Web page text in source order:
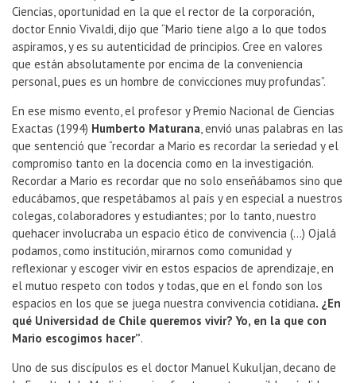
Ciencias, oportunidad en la que el rector de la corporación,
doctor Ennio Vivaldi, dijo que “Mario tiene algo a lo que todos
aspiramos, y es su autenticidad de principios. Cree en valores
que están absolutamente por encima de la conveniencia
personal, pues es un hombre de convicciones muy profundas”.
En ese mismo evento, el profesor y Premio Nacional de Ciencias
Exactas (1994) Humberto Maturana, envió unas palabras en las
que sentenció que “recordar a Mario es recordar la seriedad y el
compromiso tanto en la docencia como en la investigación.
Recordar a Mario es recordar que no solo enseñábamos sino que
educábamos, que respetábamos al país y en especial a nuestros
colegas, colaboradores y estudiantes; por lo tanto, nuestro
quehacer involucraba un espacio ético de convivencia (…) Ojalá
podamos, como institución, mirarnos como comunidad y
reflexionar y escoger vivir en estos espacios de aprendizaje, en
el mutuo respeto con todos y todas, que en el fondo son los
espacios en los que se juega nuestra convivencia cotidiana. ¿En
qué Universidad de Chile queremos vivir? Yo, en la que con
Mario escogimos hacer”.
Uno de sus discípulos es el doctor Manuel Kukuljan, decano de